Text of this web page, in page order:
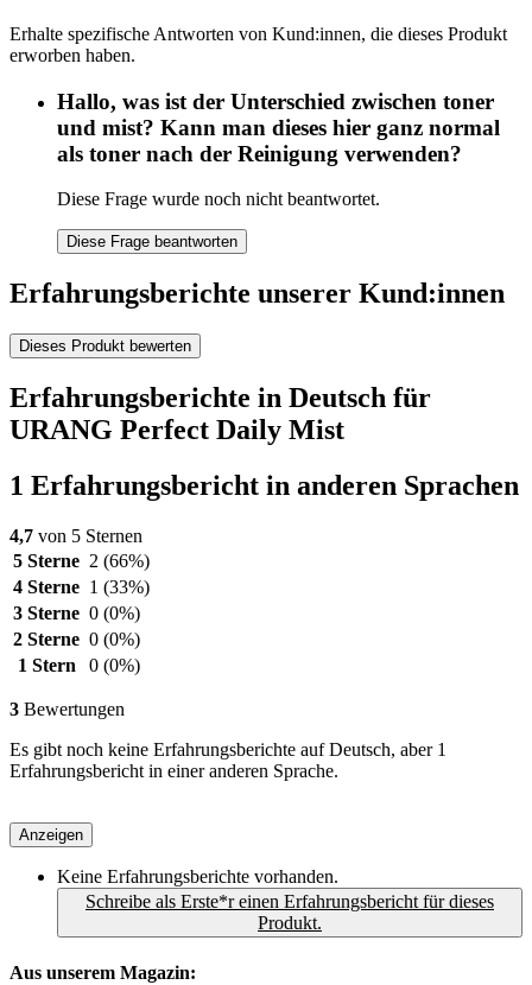
Erhalte spezifische Antworten von Kund:innen, die dieses Produkt
erworben haben.
Hallo, was ist der Unterschied zwischen toner
und mist? Kann man dieses hier ganz normal
als toner nach der Reinigung verwenden?
Diese Frage wurde noch nicht beantwortet.
Diese Frage beantworten
Erfahrungsberichte unserer Kund:innen
Dieses Produkt bewerten
Erfahrungsberichte in Deutsch für
URANG Perfect Daily Mist
1 Erfahrungsbericht in anderen Sprachen
4,7 von 5 Sternen
5 Sterne 2 (66%)
4 Sterne 1 (33%)
3 Sterne 0 (0%)
2 Sterne 0 (0%)
1 Stern
0 (0%)
3 Bewertungen
Es gibt noch keine Erfahrungsberichte auf Deutsch, aber 1
Erfahrungsbericht in einer anderen Sprache.
Anzeigen
Keine Erfahrungsberichte vorhanden.
Schreibe als Erste*r einen Erfahrungsbericht für dieses
Produkt.
Aus unserem Magazin: